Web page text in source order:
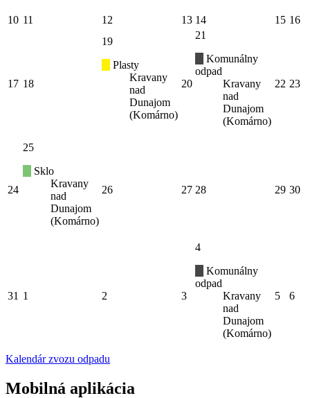
10 11 12 13 14 15 16
17 18
19
Plasty
Kravany
nad
Dunajom
(Komárno)
20
21
Komunálny
odpad
Kravany
nad
Dunajom
(Komárno)
22 23
24
25
Sklo
Kravany
nad
Dunajom
(Komárno)
26 27 28 29 30
31 1 2 3
4
Komunálny
odpad
Kravany
nad
Dunajom
(Komárno)
5 6
Kalendár zvozu odpadu
Mobilná aplikácia